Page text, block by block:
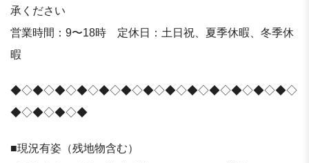
承ください
営業時間：9〜18時 定休日：土日祝、夏季休暇、冬季休
暇
◆◇◆◇◆◇◆◇◆◇◆◇◆◇◆◇◆◇◆◇◆◇◆◇◆◇
◆◇◆◇◆◇◆
■現況有姿（残地物含む）